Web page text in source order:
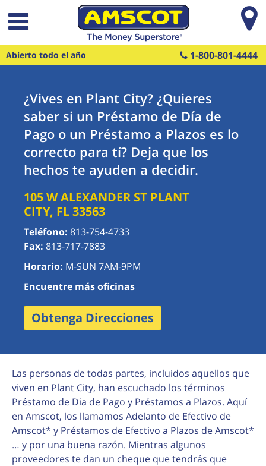
Saltar al contenido principal
Abierto todo el año 1-800-801-4444
¿Vives en Plant City? ¿Quieres
saber si un Préstamo de Día de
Pago o un Préstamo a Plazos es lo
correcto para tí? Deja que los
hechos te ayuden a decidir.
105 W ALEXANDER ST PLANT
CITY, FL33563
Teléfono: 813-754-4733
Fax: 813-717-7883
Horario: M-SUN 7AM-9PM
Encuentre más oficinas
Obtenga Direcciones
Las personas de todas partes, incluidos aquellos que
viven en Plant City, han escuchado los términos
Préstamo de Dia de Pago y Préstamos a Plazos. Aquí
en Amscot, los llamamos Adelanto de Efectivo de
Amscot* y Préstamos de Efectivo a Plazos de Amscot*
… y por una buena razón. Mientras algunos
proveedores te dan un cheque que tendrás que